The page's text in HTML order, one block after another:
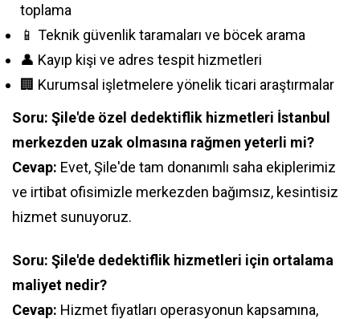
toplama
📱 Teknik güvenlik taramaları ve böcek arama
👤 Kayıp kişi ve adres tespit hizmetleri
🏢 Kurumsal işletmelere yönelik ticari araştırmalar
Soru: Şile'de özel dedektiflik hizmetleri İstanbul
merkezden uzak olmasına rağmen yeterli mi?
Cevap: Evet, Şile'de tam donanımlı saha ekiplerimiz
ve irtibat ofisimizle merkezden bağımsız, kesintisiz
hizmet sunuyoruz.
Soru: Şile'de dedektiflik hizmetleri için ortalama
maliyet nedir?
Cevap: Hizmet fiyatları operasyonun kapsamına,